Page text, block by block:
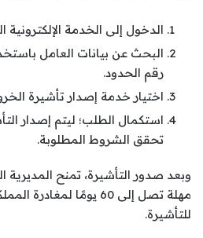
الدخول إلى الخدمة
البحث عن بيانات العامل
رقم الحدود.
اختيار خدمة إصدار تأشيرة
استكمال الطلب؛ ليتم إصدار
تحقق الشروط المطلوبة.
وبعد صدور التأشيرة، تمنح المديرية
مهلة تصل إلى 60 يومًا
للتأشيرة.